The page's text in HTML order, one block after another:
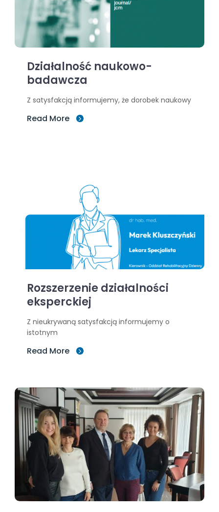
Działalność naukowo-
badawcza
Z satysfakcją informujemy, że dorobek naukowy
Read More
Rozszerzenie działalności
eksperckiej
Z nieukrywaną satysfakcją informujemy o
istotnym
Read More